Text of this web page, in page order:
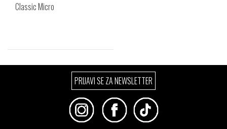
Izaberi željeni broj:
40
42
Classic Micro
PRIJAVI SE ZA NEWSLETTER